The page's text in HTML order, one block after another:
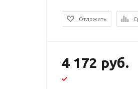
Отложить
4 172 руб.